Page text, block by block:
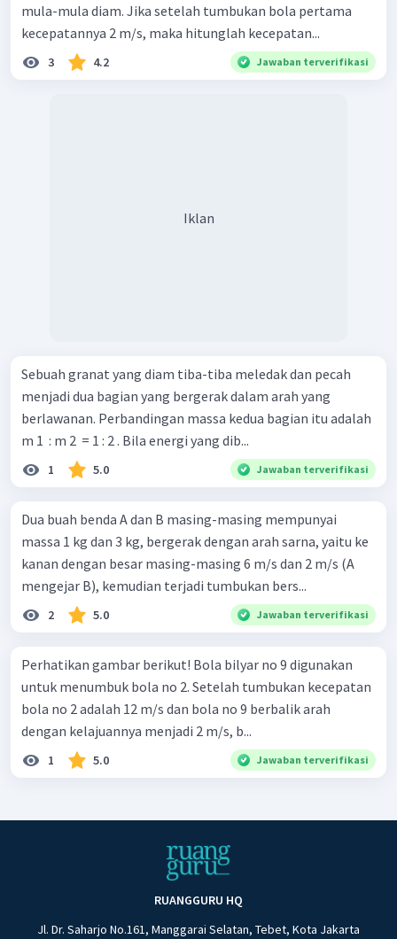
mula-mula diam. Jika setelah tumbukan bola pertama
kecepatannya 2 m/s, maka hitunglah kecepatan...
3 4.2 Jawaban terverifikasi
Iklan
Sebuah granat yang diam tiba-tiba meledak dan pecah
menjadi dua bagian yang bergerak dalam arah yang
berlawanan. Perbandingan massa kedua bagian itu adalah
m 1 ​ : m 2 ​ = 1 : 2 . Bila energi yang dib...
1 5.0 Jawaban terverifikasi
Dua buah benda A dan B masing-masing mempunyai
massa 1 kg dan 3 kg, bergerak dengan arah sarna, yaitu ke
kanan dengan besar masing-masing 6 m/s dan 2 m/s (A
mengejar B), kemudian terjadi tumbukan bers...
2 5.0 Jawaban terverifikasi
Perhatikan gambar berikut! Bola bilyar no 9 digunakan
untuk menumbuk bola no 2. Setelah tumbukan kecepatan
bola no 2 adalah 12 m/s dan bola no 9 berbalik arah
dengan kelajuannya menjadi 2 m/s, b...
1 5.0 Jawaban terverifikasi
RUANGGURU HQ
Jl. Dr. Saharjo No.161, Manggarai Selatan, Tebet, Kota Jakarta